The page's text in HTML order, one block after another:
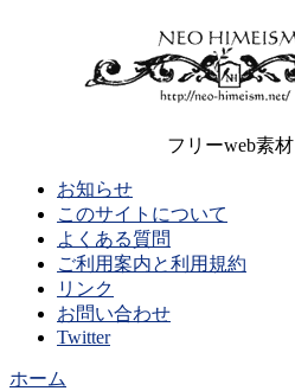
フリーweb素材
お知らせ
このサイトについて
よくある質問
ご利用案内と利用規約
リンク
お問い合わせ
Twitter
ホーム